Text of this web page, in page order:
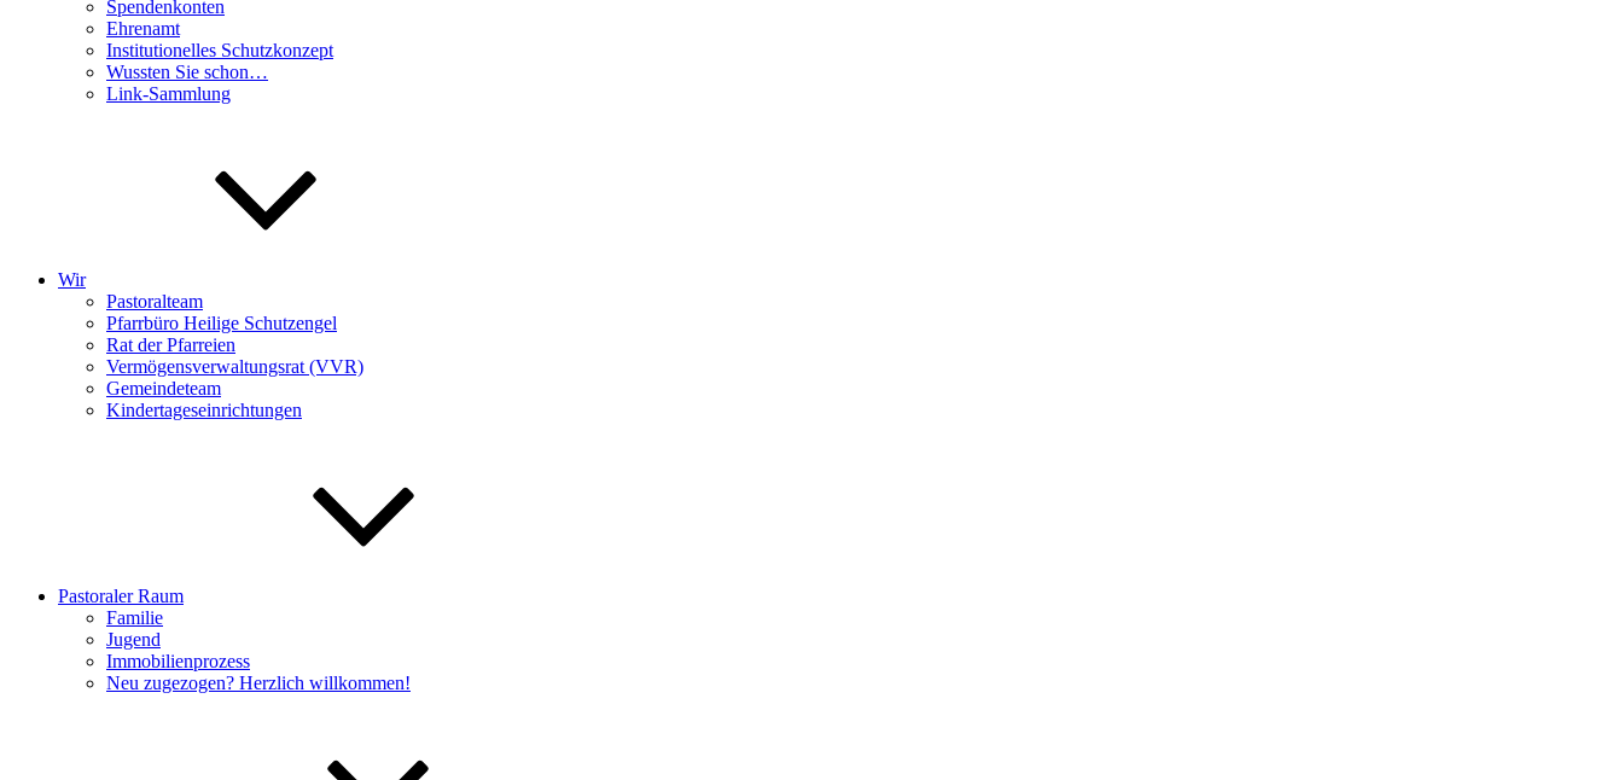
Spendenkonten
Ehrenamt
Institutionelles Schutzkonzept
Wussten Sie schon…
Link-Sammlung
Wir
Pastoralteam
Pfarrbüro Heilige Schutzengel
Rat der Pfarreien
Vermögensverwaltungsrat (VVR)
Gemeindeteam
Kindertageseinrichtungen
Pastoraler Raum
Familie
Jugend
Immobilienprozess
Neu zugezogen? Herzlich willkommen!